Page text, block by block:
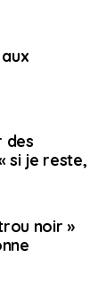
:
peintre,
de
des
si je reste,
noir »